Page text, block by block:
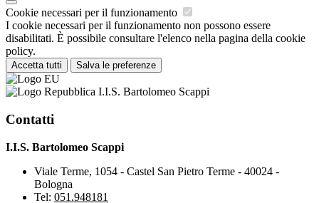
Cookie necessari per il funzionamento
I cookie necessari per il funzionamento non possono essere
disabilitati. È possibile consultare l'elenco nella pagina della cookie
policy.
Accetta tutti Salva le preferenze
I.I.S. Bartolomeo Scappi
Contatti
I.I.S. Bartolomeo Scappi
Viale Terme, 1054 - Castel San Pietro Terme - 40024 -
Bologna
Tel: 051.948181